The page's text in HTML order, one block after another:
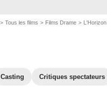
Tous les films Films Drame L'Horizon
Casting Critiques spectateurs